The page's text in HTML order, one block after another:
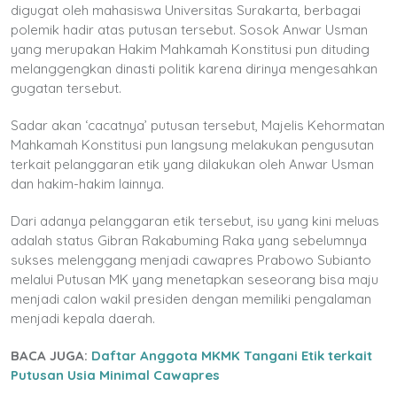
digugat oleh mahasiswa Universitas Surakarta, berbagai
polemik hadir atas putusan tersebut. Sosok Anwar Usman
yang merupakan Hakim Mahkamah Konstitusi pun dituding
melanggengkan dinasti politik karena dirinya mengesahkan
gugatan tersebut.
Sadar akan ‘cacatnya’ putusan tersebut, Majelis Kehormatan
Mahkamah Konstitusi pun langsung melakukan pengusutan
terkait pelanggaran etik yang dilakukan oleh Anwar Usman
dan hakim-hakim lainnya.
Dari adanya pelanggaran etik tersebut, isu yang kini meluas
adalah status Gibran Rakabuming Raka yang sebelumnya
sukses melenggang menjadi cawapres Prabowo Subianto
melalui Putusan MK yang menetapkan seseorang bisa maju
menjadi calon wakil presiden dengan memiliki pengalaman
menjadi kepala daerah.
BACA JUGA: Daftar Anggota MKMK Tangani Etik terkait
Putusan Usia Minimal Cawapres